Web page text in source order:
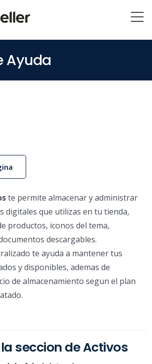
Ayuda
te permite almacenar y administrar
digitales que utilizas en tu tienda,
productos, iconos del tema,
descargables.
te ayuda a mantener tus
y disponibles, ademas de
de almacenamiento segun el plan
seccion de Activos